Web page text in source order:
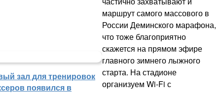
зал для тренировок
появился в
маршрут самого массового в
России Деминского марафона,
что тоже благоприятно
скажется на прямом эфире
главного зимнего лыжного
старта. На стадионе
организуем Wi-Fi с